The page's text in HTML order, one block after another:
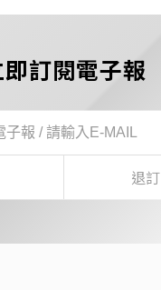
訂閱電子報
退訂